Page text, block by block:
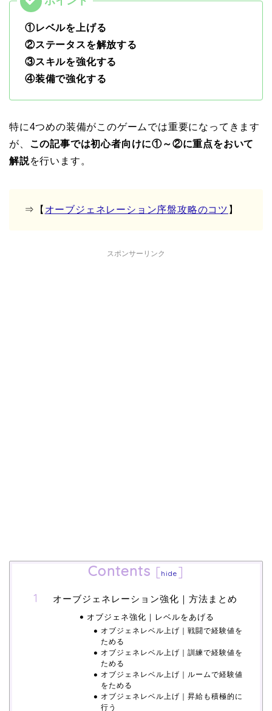
①レベルを上げる
②ステータスを解放する
③スキルを強化する
④装備で強化する
特に4つめの装備がこのゲームでは重要になってきます
が、 この記事では初心者向けに①～②に重点をおいて
解説を行います。
⇒【 オーブジェネレーション序盤攻略のコツ 】
スポンサーリンク
Contents [hide ]
オーブジェネレーション強化｜方法まとめ
オブジェネ強化｜レベルをあげる
オブジェネレベル上げ｜戦闘で経験値を
ためる
オブジェネレベル上げ｜訓練で経験値を
ためる
オブジェネレベル上げ｜ルームで経験値
をためる
オブジェネレベル上げ｜昇給も積極的に
行う